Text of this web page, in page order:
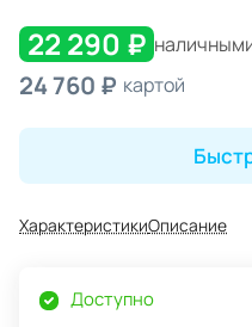
22 290 ₽
24 760 ₽ картой
ХарактеристикиОписание
Доступно